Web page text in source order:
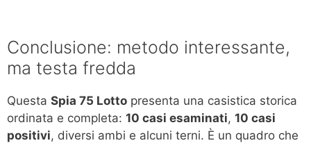
Conclusione: metodo interessante,
ma testa fredda
Questa Spia 75 Lotto presenta una casistica storica
ordinata e completa: 10 casi esaminati, 10 casi
positivi, diversi ambi e alcuni terni. È un quadro che